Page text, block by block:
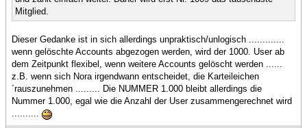
Mitglied.
Dieser Gedanke ist in sich allerdings unpraktisch/unlogisch .............
wenn gelöschte Accounts abgezogen werden, wird der 1000. User ab
dem Zeitpunkt flexibel, wenn weitere Accounts gelöscht werden ......
z.B. wenn sich Nora irgendwann entscheidet, die Karteileichen
´rauszunehmen ......... Die NUMMER 1.000 bleibt allerdings die
Nummer 1.000, egal wie die Anzahl der User zusammengerechnet wird
..........